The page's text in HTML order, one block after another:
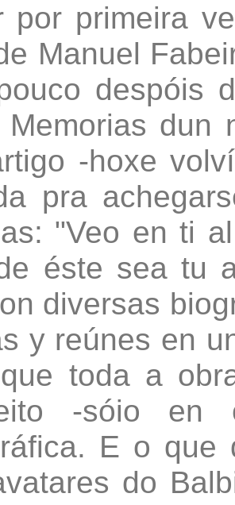
por primeira
Manuel
despóis
dun
-hoxe
pra
"Veo en ti
éste sea tu
diversas
y reúnes en
toda a
-sóio en
E o que
do